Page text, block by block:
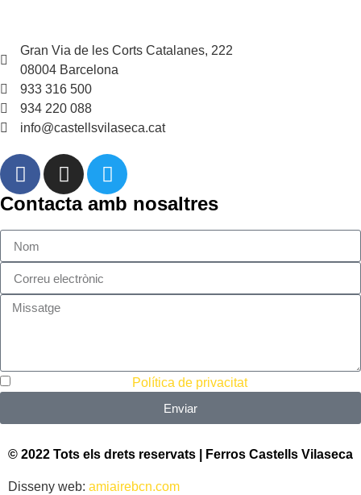
Gran Via de les Corts Catalanes, 222
08004 Barcelona
933 316 500
934 220 088
info@castellsvilaseca.cat
Contacta amb nosaltres
Política de privacitat
Enviar
© 2022 Tots els drets reservats | Ferros Castells Vilaseca
Disseny web: amiairebcn.com